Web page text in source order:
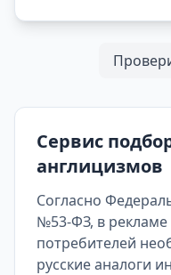
Сервис
англицизмов
Согласно
№53-ФЗ, в
потребителей
русские аналоги